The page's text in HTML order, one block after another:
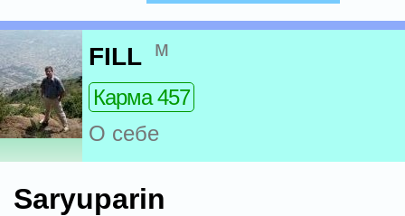
FILL м
Карма 457
О себе
Saryuparin